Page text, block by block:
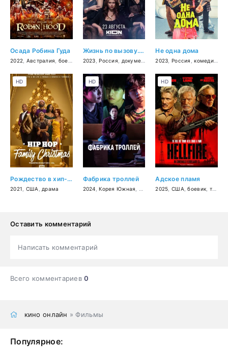
Осада Робина Гуда
2022 Австралия боевик
Жизнь по вызову. Док
2023 ,Россия документальный
Не одна дома
2023 Россия ,комедия
Рождество в хип-хоп семье
2021 США драма
HD
Фабрика троллей
2024 ,Корея Южная драма,детектив
HD
Адское пламя
2025 США ,боевик триллер
HD
Оставить комментарий
Написать комментарий
Всего комментариев0
кино онлайн » Фильмы
Популярное: